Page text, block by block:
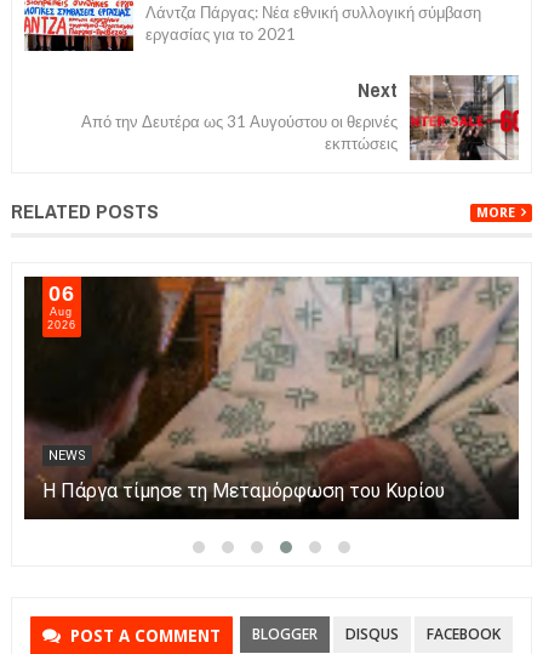
Λάντζα Πάργας: Νέα εθνική συλλογική σύμβαση
εργασίας για το 2021
Next
Από την Δευτέρα ως 31 Αυγούστου οι θερινές
εκπτώσεις
RELATED POSTS MORE
07
Aug
2026
NEWS
Πάργα: Η μεταφορά της εικόνας της Παναγίας με
βάρκες στο νησάκι.
POST A COMMENT BLOGGER DISQUS FACEBOOK